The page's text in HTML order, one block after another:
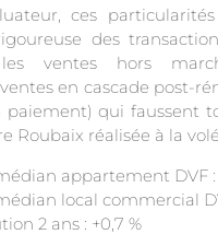
ces
des
ventes hors
en cascade post-
paiement) qui faussent
Roubaix réalisée à la
appartement DVF :
local commercial
2 ans : +0,7 %